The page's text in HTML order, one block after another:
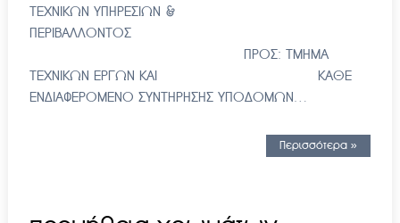
ΤΕΧΝΙΚΩΝ ΥΠΗΡΕΣΙΩΝ &
ΠΕΡΙΒΑΛΛΟΝΤΟΣ
ΠΡΟΣ: ΤΜΗΜΑ
ΤΕΧΝΙΚΩΝ ΕΡΓΩΝ ΚΑΙ ΚΑΘΕ
ΕΝΔΙΑΦΕΡΟΜΕΝΟ ΣΥΝΤΗΡΗΣΗΣ ΥΠΟΔΟΜΩΝ…
Περισσότερα »